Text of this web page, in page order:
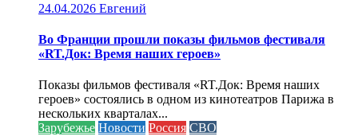
24.04.2026 Евгений
Во Франции прошли показы фильмов фестиваля
«RT.Док: Время наших героев»
Показы фильмов фестиваля «RT.Док: Время наших
героев» состоялись в одном из кинотеатров Парижа в
нескольких кварталах...
Зарубежье Новости Россия СВО